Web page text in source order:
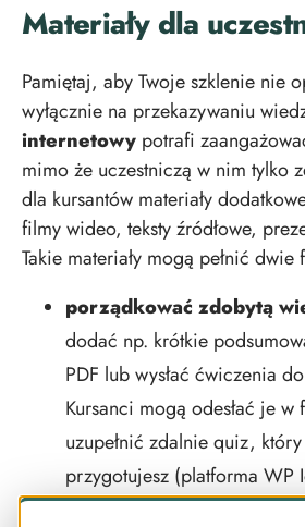
Materiały dla
Pamiętaj, aby Twoje szklenie nie
wyłącznie na przekazywaniu
internetowy potrafi
mimo że uczestniczą w nim tylko
dla kursantów materiały
filmy wideo, teksty źródłowe,
Takie materiały mogą pełnić dwie
porządkować zdobytą
dodać np. krótkie
PDF lub wysłać ćwiczenia
Kursanci mogą odesłać je
uzupełnić zdalnie quiz,
przygotujesz (platforma WP
wbudowany moduł quizów).